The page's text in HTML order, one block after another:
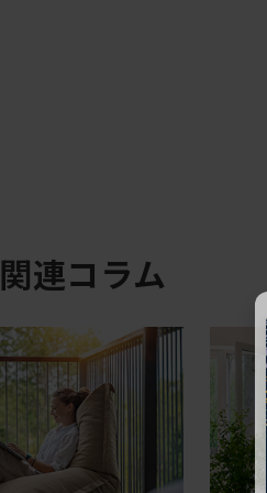
関連コラム